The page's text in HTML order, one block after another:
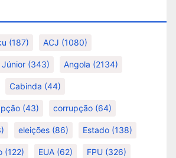
(187) ACJ (1080)
(343) Angola (2134)
Cabinda (44)
(43) corrupção (64)
eleições (86) Estado (138)
(122) EUA (62) FPU (326)